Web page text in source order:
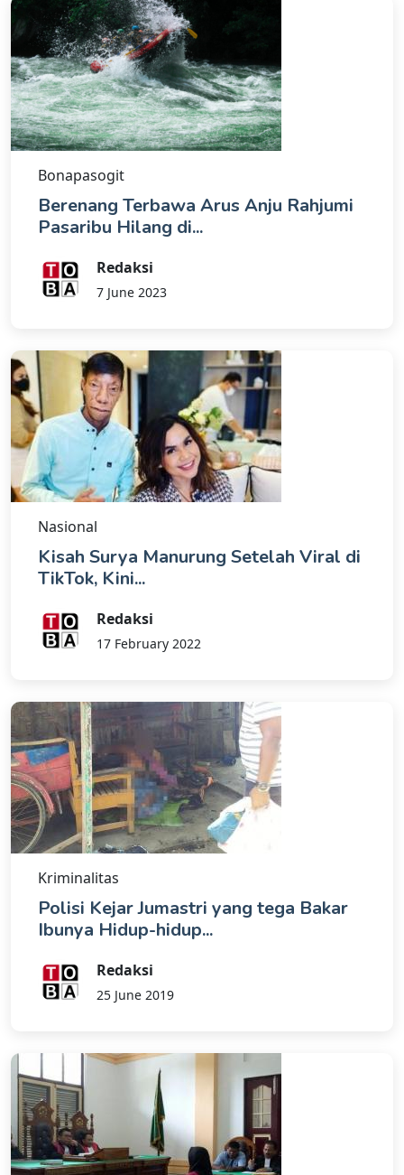
Bonapasogit
Berenang Terbawa Arus Anju Rahjumi
Pasaribu Hilang di...
Redaksi
7 June 2023
Nasional
Kisah Surya Manurung Setelah Viral di
TikTok, Kini...
Redaksi
17 February 2022
Kriminalitas
Polisi Kejar Jumastri yang tega Bakar
Ibunya Hidup-hidup...
Redaksi
25 June 2019